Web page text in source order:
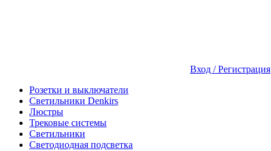
Вход / Регистрация
Розетки и выключатели
Светильники Denkirs
Люстры
Трековые системы
Светильники
Светодиодная подсветка